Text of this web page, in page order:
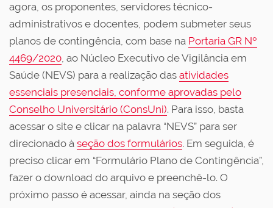
agora, os proponentes, servidores técnico-
administrativos e docentes, podem submeter seus
planos de contingência, com base na Portaria GR Nº
4469/2020, ao Núcleo Executivo de Vigilância em
Saúde (NEVS) para a realização das atividades
essenciais presenciais, conforme aprovadas pelo
Conselho Universitário (ConsUni). Para isso, basta
acessar o site e clicar na palavra “NEVS” para ser
direcionado à seção dos formulários. Em seguida, é
preciso clicar em “Formulário Plano de Contingência”,
fazer o download do arquivo e preenchê-lo. O
próximo passo é acessar, ainda na seção dos